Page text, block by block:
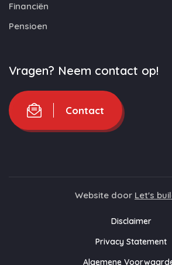
Financiën
Pensioen
Vragen? Neem contact op!
Contact
Website door Let's
Disclaimer
Privacy Statement
Algemene